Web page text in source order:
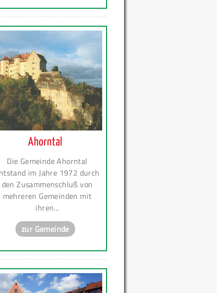
Ahorntal
Die Gemeinde Ahorntal
im Jahre 1972 durch
den Zusammenschluß von
mehreren Gemeinden mit
ihren...
zur Gemeinde